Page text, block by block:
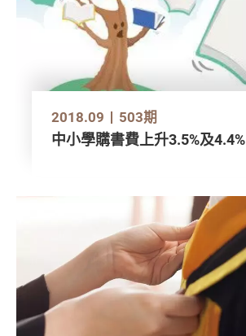
2018.09 503期
中小學購書費上升3.5%及4.4%